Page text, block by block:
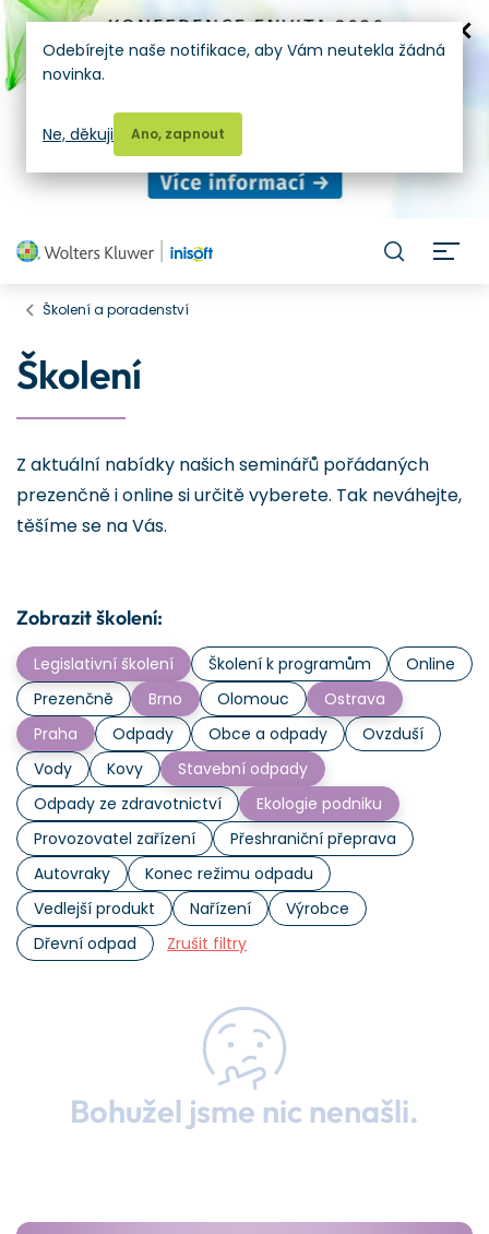
Školení a poradenství
Školení
Z aktuální nabídky našich seminářů pořádaných
prezenčně i online si určitě vyberete. Tak neváhejte,
těšíme se na Vás.
Zobrazit školení:
Legislativní školení Školení k programům
Online
Prezenčně
Brno Olomouc
Ostrava
Praha
Odpady Obce a odpady
Ovzduší
Vody
Kovy
Stavební odpady
Odpady ze zdravotnictví
Ekologie podniku
Provozovatel zařízení
Přeshraniční přeprava
Autovraky
Konec režimu odpadu
Vedlejší produkt
Nařízení
Výrobce
Dřevní odpad
Zrušit filtry
Bohužel jsme nic nenašli.
Odebírejte naše notifikace, aby Vám neutekla žádná
novinka.
Ano, zapnout
Ne, děkuji